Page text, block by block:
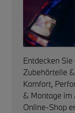
Entdecken
Zubehörteile
Komfort,
& Montage im
Online-Shop